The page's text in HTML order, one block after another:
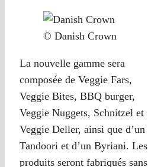
© Danish Crown
La nouvelle gamme sera
composée de Veggie Fars,
Veggie Bites, BBQ burger,
Veggie Nuggets, Schnitzel et
Veggie Deller, ainsi que d’un
Tandoori et d’un Byriani. Les
produits seront fabriqués sans